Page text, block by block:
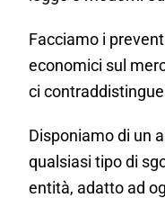
Facciamo i
economici sul
ci
Disponiamo di un
qualsiasi tipo di
entità, adatto ad